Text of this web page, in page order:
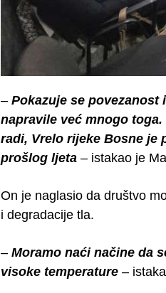
– Pokazuje se
napravile već mnogo
radi, Vrelo rijeke Bosne je
prošlog ljeta – istakao je
On je naglasio da društvo
i degradacije tla.
– Moramo naći načine da
visoke temperature –